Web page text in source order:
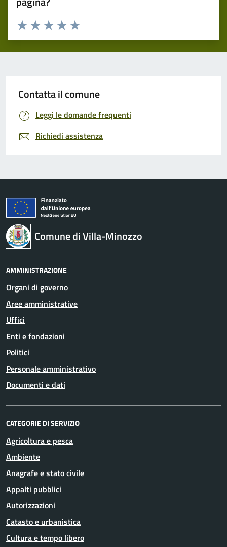
Valuta 5 stelle su 5
Valuta 4 stelle su 5
Valuta 3 stelle su 5
Valuta 2 stelle su 5
Valuta 1 stelle su 5
Contatta il comune
Leggi le domande frequenti
Richiedi assistenza
Comune di Villa-Minozzo
AMMINISTRAZIONE
Organi di governo
Aree amministrative
Uffici
Enti e fondazioni
Politici
Personale amministrativo
Documenti e dati
CATEGORIE DI SERVIZIO
Agricoltura e pesca
Ambiente
Anagrafe e stato civile
Appalti pubblici
Autorizzazioni
Catasto e urbanistica
Cultura e tempo libero